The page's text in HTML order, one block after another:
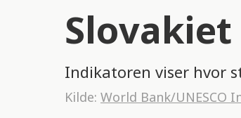
Slovakiet
Indikatoren viser hvor
Kilde: World Bank/